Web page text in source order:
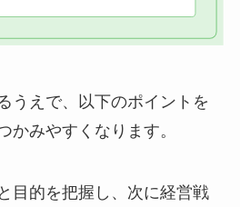
うえで、以下のポイントを
かみやすくなります。
目的を把握し、次に経営戦